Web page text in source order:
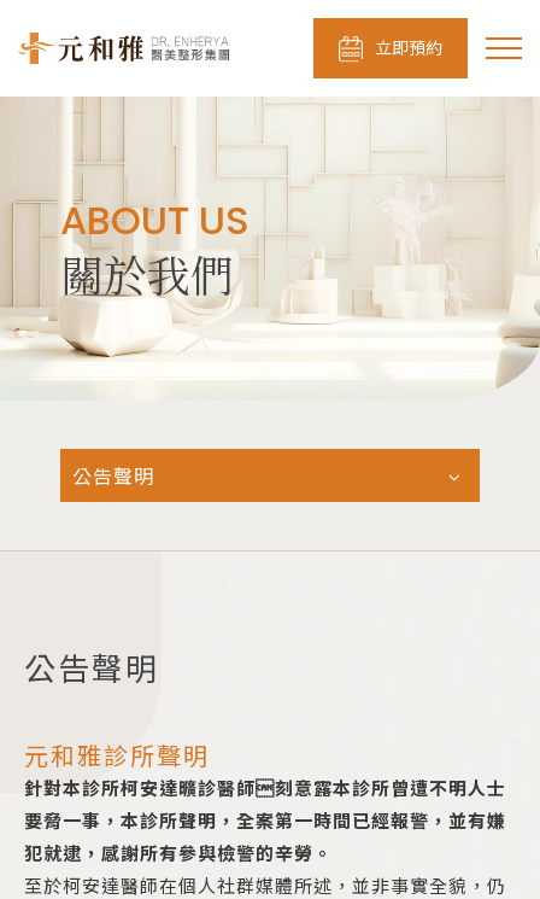
立即預約
ABOUT US
關於我們
公告聲明
公告聲明
元和雅診所聲明
針對本診所柯安達曠診醫師刻意露本診所曾遭不明人士
要脅一事，本診所聲明，全案第一時間已經報警，並有嫌
犯就逮，感謝所有參與檢警的辛勞。
至於柯安達醫師在個人社群媒體所述，並非事實全貌，仍